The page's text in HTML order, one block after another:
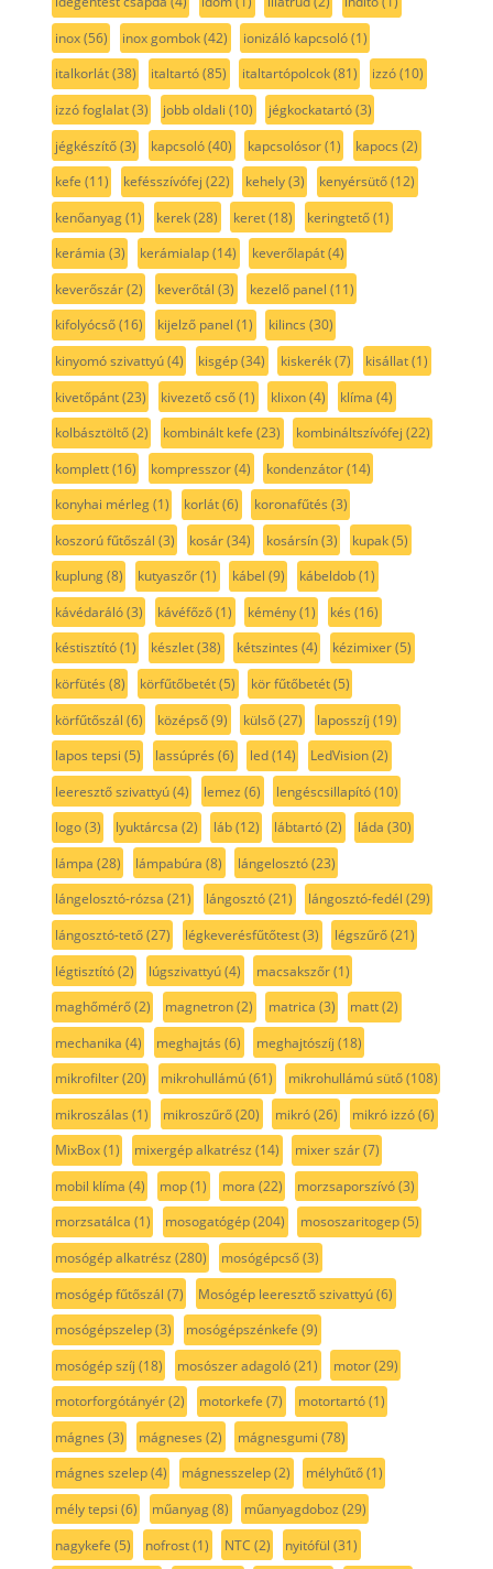
inox(56) inox gombok(42) ionizáló kapcsoló(1)
italkorlát(38) italtartó(85) italtartópolcok(81) izzó(10)
izzó foglalat(3) jobb oldali (10) jégkockatartó(3)
jégkészítő(3) kapcsoló(40) kapcsolósor(1) kapocs (2)
kefe (11) kefésszívófej (22) kehely(3) kenyérsütő(12)
kenőanyag(1) kerek(28) keret(18) keringtető(1)
kerámia (3) kerámialap(14) keverőlapát(4)
keverőszár(2) keverőtál (3) kezelő panel (11)
kifolyócső(16) kijelző panel (1) kilincs (30)
kinyomó szivattyú(4) kisgép(34) kiskerék(7) kisállat(1)
kivetőpánt(23) kivezető cső(1) klixon(4) klíma (4)
kolbásztöltő(2) kombinált kefe (23) kombináltszívófej (22)
komplett(16) kompresszor(4) kondenzátor(14)
konyhai mérleg(1) korlát(6) koronafűtés (3)
koszorú fűtőszál (3) kosár(34) kosársín(3) kupak(5)
kuplung(8) kutyaszőr(1) kábel (9) kábeldob(1)
kávédaráló(3) kávéfőző(1) kémény(1) kés (16)
késtisztító(1) készlet(38) kétszintes (4) kézimixer(5)
körfütés (8) körfűtőbetét(5) kör fűtőbetét(5)
körfűtőszál (6) középső(9) külső(27) laposszíj (19)
lapos tepsi (5) lassúprés (6) led(14) LedVision(2)
leeresztő szivattyú(4) lemez (6) lengéscsillapító(10)
logo(3) lyuktárcsa (2) láb(12) lábtartó(2) láda (30)
lámpa (28) lámpabúra (8) lángelosztó(23)
lángelosztó-rózsa (21) lángosztó(21) lángosztó-fedél (29)
lángosztó-tető(27) légkeverésfűtőtest(3) légszűrő(21)
légtisztító(2) lúgszivattyú(4) macsakszőr(1)
maghőmérő(2) magnetron(2) matrica (3) matt(2)
mechanika (4) meghajtás (6) meghajtószíj (18)
mikrofilter(20) mikrohullámú(61) mikrohullámú sütő(108)
mikroszálas (1) mikroszűrő(20) mikró(26) mikró izzó(6)
MixBox(1) mixergép alkatrész (14) mixer szár(7)
mobil klíma (4) mop(1) mora (22) morzsaporszívó(3)
morzsatálca (1) mosogatógép(204) mososzaritogep(5)
mosógép alkatrész (280) mosógépcső(3)
mosógép fűtőszál (7) Mosógép leeresztő szivattyú(6)
mosógépszelep(3) mosógépszénkefe (9)
mosógép szíj (18) mosószer adagoló(21) motor(29)
motorforgótányér(2) motorkefe (7) motortartó(1)
mágnes (3) mágneses (2) mágnesgumi (78)
mágnes szelep(4) mágnesszelep(2) mélyhűtő(1)
mély tepsi (6) műanyag(8) műanyagdoboz (29)
nagykefe (5) nofrost(1) NTC (2) nyitófül (31)